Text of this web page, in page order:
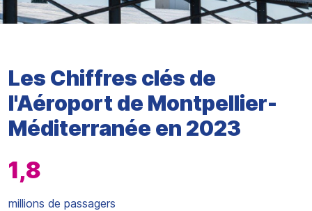
Les Chiffres clés de
l'Aéroport de Montpellier-
Méditerranée en 2023
1,8
millions de passagers